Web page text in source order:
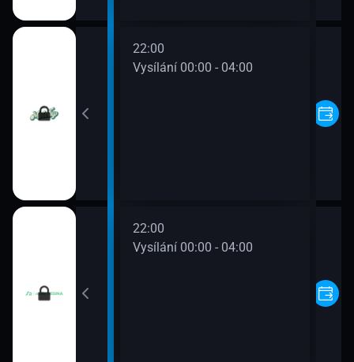
22:00
Vysílání 00:00 - 04:00
22:00
Vysílání 00:00 - 04:00